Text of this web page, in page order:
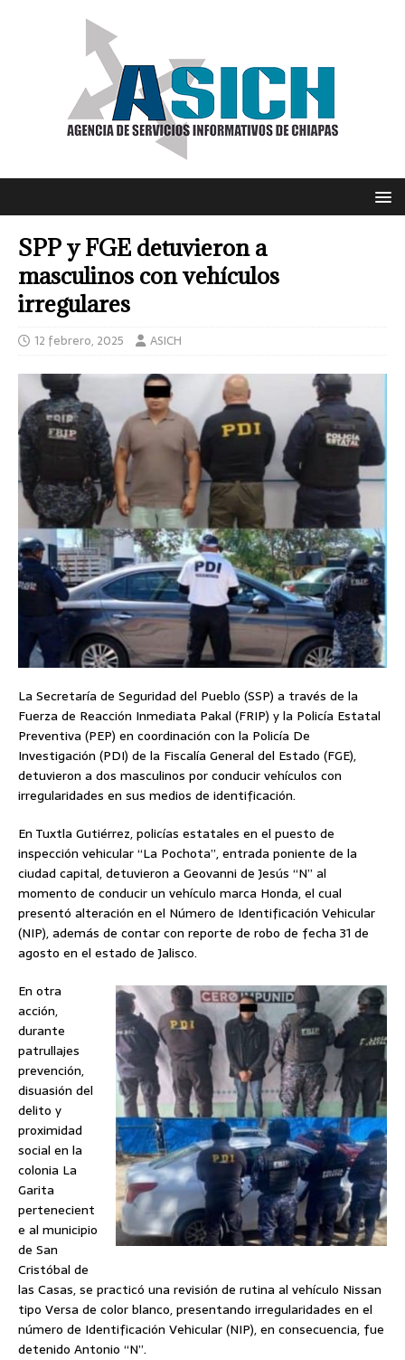
SPP y FGE detuvieron a
masculinos con vehículos
irregulares
12 febrero, 2025 ASICH
La Secretaría de Seguridad del Pueblo (SSP) a través de la
Fuerza de Reacción Inmediata Pakal (FRIP) y la Policía Estatal
Preventiva (PEP) en coordinación con la Policía De
Investigación (PDI) de la Fiscalía General del Estado (FGE),
detuvieron a dos masculinos por conducir vehículos con
irregularidades en sus medios de identificación.
En Tuxtla Gutiérrez, policías estatales en el puesto de
inspección vehicular “La Pochota”, entrada poniente de la
ciudad capital, detuvieron a Geovanni de Jesús “N” al
momento de conducir un vehículo marca Honda, el cual
presentó alteración en el Número de Identificación Vehicular
(NIP), además de contar con reporte de robo de fecha 31 de
agosto en el estado de Jalisco.
En otra
acción,
durante
patrullajes
prevención,
disuasión del
delito y
proximidad
social en la
colonia La
Garita
pertenecient
e al municipio
de San
Cristóbal de
las Casas, se practicó una revisión de rutina al vehículo Nissan
tipo Versa de color blanco, presentando irregularidades en el
número de Identificación Vehicular (NIP), en consecuencia, fue
detenido Antonio “N”.